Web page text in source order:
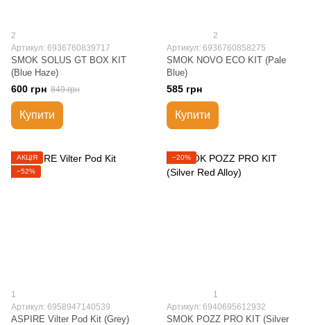
2
Артикул: 6936760839717
SMOK SOLUS GT BOX KIT
(Blue Haze)
600 грн 849 грн
Купити
2
Артикул: 6936760858275
SMOK NOVO ECO KIT (Pale
Blue)
585 грн
Купити
АКЦІЯ
−52%
1
Артикул: 6958947140539
ASPIRE Vilter Pod Kit (Grey)
−20%
1
Артикул: 6940695612932
SMOK POZZ PRO KIT (Silver